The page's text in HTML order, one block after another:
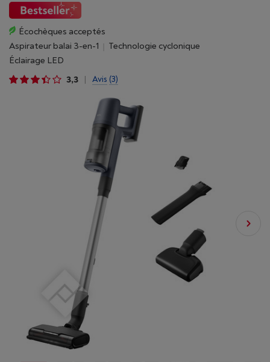
Écochèques acceptés
Aspirateur balai 3-en-1
technologie cyclonique
éclairage LED
3,3
Avis (3)